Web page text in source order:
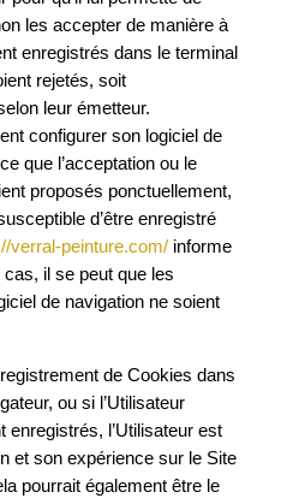
les accepter de manière à
enregistrés dans le terminal
rejetés, soit
leur émetteur.
configurer son logiciel de
que l’acceptation ou le
proposés ponctuellement,
d’être enregistré
verral-peinture.com/ informe
cas, il se peut que les
de navigation ne soient
de Cookies dans
ou si l’Utilisateur
l’Utilisateur est
et son expérience sur le Site
pourrait également être le